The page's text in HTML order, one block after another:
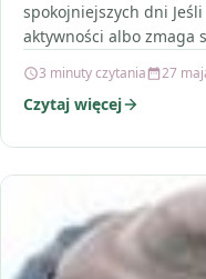
spokojniejszych dni
aktywności albo zmaga
3 minuty czytania 27
Czytaj więcej